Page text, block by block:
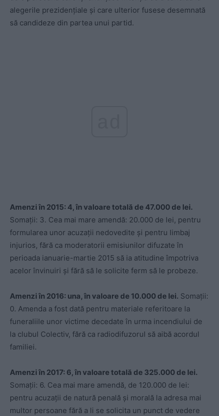
alegerile prezidențiale și care ulterior fusese desemnată
să candideze din partea unui partid.
Amenzi în 2015: 4, în valoare totală de 47.000 de lei.
Somații: 3. Cea mai mare amendă: 20.000 de lei, pentru
formularea unor acuzații nedovedite și pentru limbaj
injurios, fără ca moderatorii emisiunilor difuzate în
perioada ianuarie-martie 2015 să ia atitudine împotriva
acelor învinuiri și fără să le solicite ferm să le probeze.
Amenzi în 2016: una, în valoare de 10.000 de lei. Somații:
0. Amenda a fost dată pentru materiale referitoare la
funeraliile unor victime decedate în urma incendiului de
la clubul Colectiv, fără ca radiodifuzorul să aibă acordul
familiei.
Amenzi în 2017: 6, în valoare totală de 325.000 de lei.
Somații: 6. Cea mai mare amendă, de 120.000 de lei:
pentru acuzații de natură penală și morală la adresa mai
multor persoane fără a li se solicita un punct de vedere